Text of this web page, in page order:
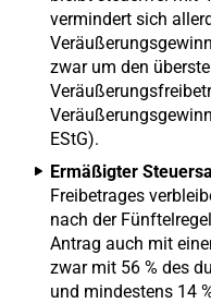
vermindert sich
zwar um den
EStG).
Ermäßigter
Freibetrages
nach der
Antrag auch mit
zwar mit 56 % des
und mindestens 14